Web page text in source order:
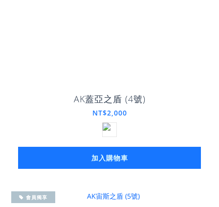
AK蓋亞之盾 (4號)
NT$2,000
加入購物車
會員獨享